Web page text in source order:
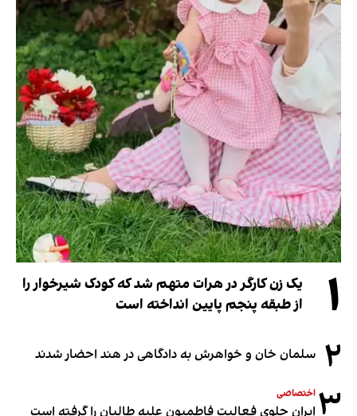
۱
یک زن کارگر در هرات متهم شد که کودک شیرخوار را
از طبقه پنجم پایین انداخته است
۲ سلمان خان و خواهرش به دادگاهی در هند احضار شدند
۳ اختصاصی
ایران جلوی فعالیت فاطمیون علیه طالبان را گرفته است